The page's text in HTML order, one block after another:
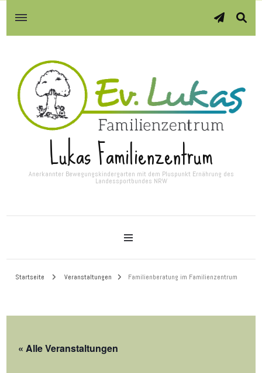
Lukas Familienzentrum
Anerkannter Bewegungskindergarten mit dem Pluspunkt Ernährung des
Landessportbundes NRW
Startseite Veranstaltungen Familienberatung im Familienzentrum
« Alle Veranstaltungen